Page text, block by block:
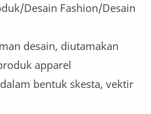
Desain Fashion/Desain
desain, diutamakan
apparel
bentuk skesta, vektir